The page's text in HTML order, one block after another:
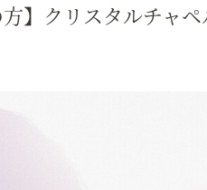
方】クリスタルチャ